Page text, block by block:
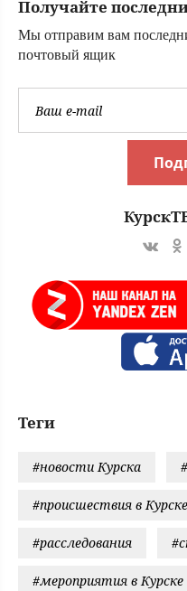
Получайте
Мы отправим вам
почтовый ящик
Теги
#новости Курска
#происшествия в
#расследования
#мероприятия в Курске